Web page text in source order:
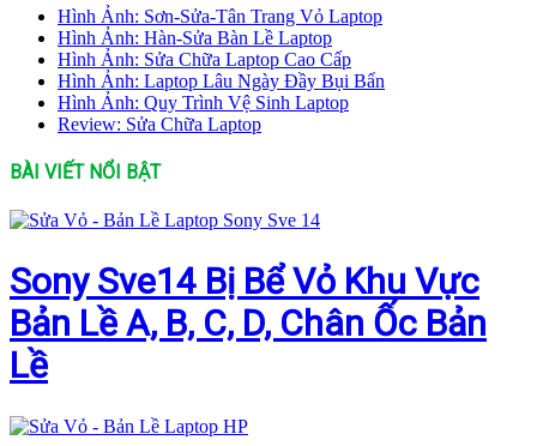
Hình Ảnh: Sơn-Sửa-Tân Trang Vỏ Laptop
Hình Ảnh: Hàn-Sửa Bàn Lề Laptop
Hình Ảnh: Sửa Chữa Laptop Cao Cấp
Hình Ảnh: Laptop Lâu Ngày Đầy Bụi Bẩn
Hình Ảnh: Quy Trình Vệ Sinh Laptop
Review: Sửa Chữa Laptop
BÀI VIẾT NỔI BẬT
Sony Sve14 Bị Bể Vỏ Khu Vực
Bản Lề A, B, C, D, Chân Ốc Bản
Lề